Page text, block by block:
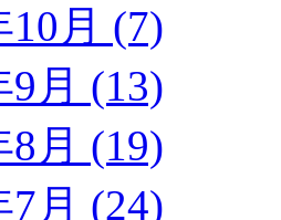
10月 (7)
9月 (13)
8月 (19)
7月 (24)